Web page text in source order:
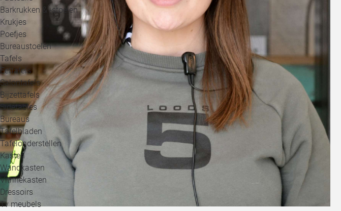
Barkrukken & -stoelen
Krukjes
Poefjes
Bureaustoelen
Tafels
Eettafels
Salontafels
Bijzettafels
Sidetables
Bureaus
Tafelbladen
Tafelonderstellen
Kasten
Wandkasten
Vitrinekasten
Dressoirs
Tv meubels